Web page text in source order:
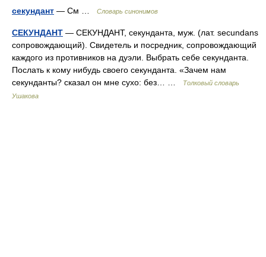
секундант — См … Словарь синонимов
СЕКУНДАНТ — СЕКУНДАНТ, секунданта, муж. (лат. secundans
сопровождающий). Свидетель и посредник, сопровождающий
каждого из противников на дуэли. Выбрать себе секунданта.
Послать к кому нибудь своего секунданта. «Зачем нам
секунданты? сказал он мне сухо: без… …
Толковый словарь
Ушакова